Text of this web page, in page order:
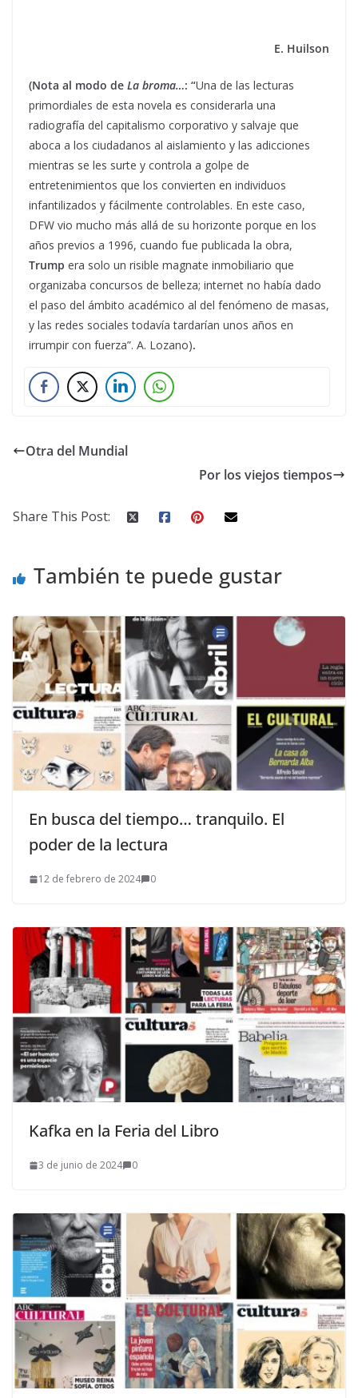
E. Huilson
(Nota al modo de La broma…: “Una de las lecturas
primordiales de esta novela es considerarla una
radiografía del capitalismo corporativo y salvaje que
aboca a los ciudadanos al aislamiento y las adicciones
mientras se les surte y controla a golpe de
entretenimientos que los convierten en individuos
infantilizados y fácilmente controlables. En este caso,
DFW vio mucho más allá de su horizonte porque en los
años previos a 1996, cuando fue publicada la obra,
Trump era solo un risible magnate inmobiliario que
organizaba concursos de belleza; internet no había dado
el paso del ámbito académico al del fenómeno de masas,
y las redes sociales todavía tardarían unos años en
irrumpir con fuerza”. A. Lozano).
Otra del Mundial
Por los viejos tiempos
Share This Post:
También te puede gustar
En busca del tiempo… tranquilo. El
poder de la lectura
12 de febrero de 2024 0
Kafka en la Feria del Libro
3 de junio de 2024 0